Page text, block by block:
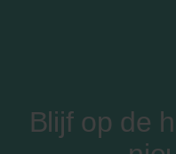
Blijf op de